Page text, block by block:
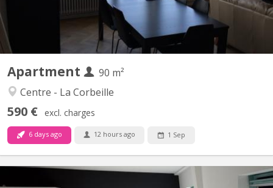
Apartment
90 m²
Centre - La Corbeille
590 € excl. charges
6 days ago 12 hours ago 1 Sep
KN 3562